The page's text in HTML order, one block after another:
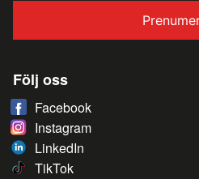
Följ oss
Facebook
Instagram
LinkedIn
TikTok